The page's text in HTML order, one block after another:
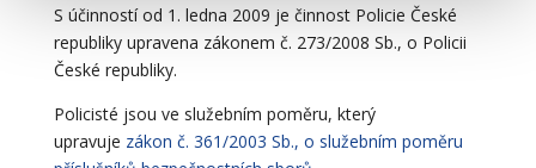
S účinností od 1. ledna 2009 je činnost Policie České
republiky upravena zákonem č. 273/2008 Sb., o Policii
České republiky.
Policisté jsou ve služebním poměru, který
upravuje zákon č. 361/2003 Sb., o služebním poměru